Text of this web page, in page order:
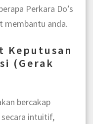
Perkara Do’s
membantu anda.
Keputusan
(Gerak
bercakap
intuitif,